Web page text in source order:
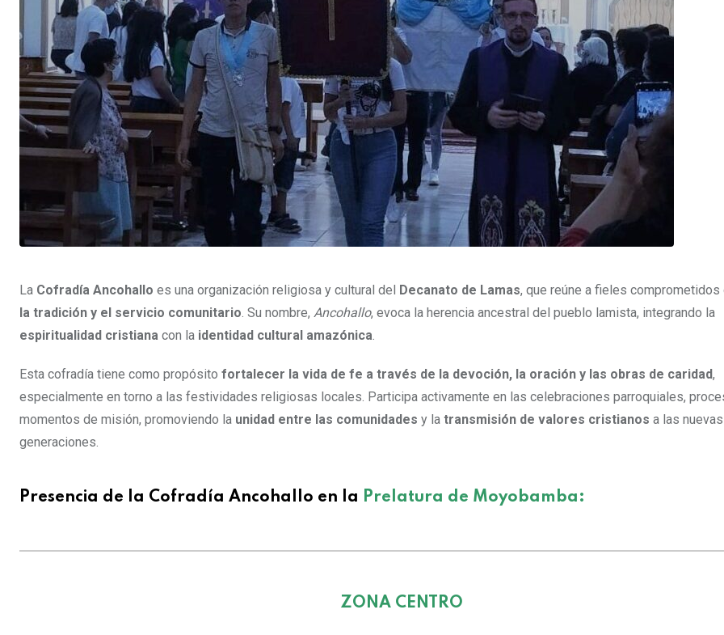
La Cofradía Ancohallo es una organización religiosa y cultural del Decanato de Lamas, que reúne a fieles comprometidos
la tradición y el servicio comunitario. Su nombre, Ancohallo, evoca la herencia ancestral del pueblo lamista, integrando la
espiritualidad cristiana con la identidad cultural amazónica.
Esta cofradía tiene como propósito fortalecer la vida de fe a través de la devoción, la oración y las obras de caridad,
especialmente en torno a las festividades religiosas locales. Participa activamente en las celebraciones parroquiales,
momentos de misión, promoviendo la unidad entre las comunidades y la transmisión de valores cristianos a las nuevas
generaciones.
Presencia de la Cofradía Ancohallo en la Prelatura de Moyobamba:
ZONA CENTRO